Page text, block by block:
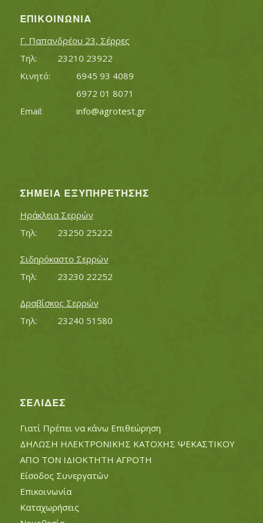
ΕΠΙΚΟΙΝΩΝΊΑ
Γ. Παπανδρέου 23, Σέρρες
Τηλ:		23210 23922
Κινητό:		6945 93 4089
			6972 01 8071
info@agrotest.gr
ΣΗΜΕΊΑ ΕΞΥΠΗΡΈΤΗΣΗΣ
Ηράκλεια Σερρών
Τηλ:		23250 25222
Σιδηρόκαστο Σερρών
Τηλ:		23230 22252
Δραβίσκος Σερρών
Τηλ:		23240 51580
ΣΕΛΊΔΕΣ
Γιατί Πρέπει να κάνω Επιθεώρηση
ΔΗΛΩΣΗ ΗΛΕΚΤΡΟΝΙΚΗΣ ΚΑΤΟΧΗΣ ΨΕΚΑΣΤΙΚΟΥ
ΑΠΟ ΤΟΝ ΙΔΙΟΚΤΗΤΗ ΑΓΡΟΤΗ
Είσοδος Συνεργατών
Επικοινωνία
Καταχωρήσεις